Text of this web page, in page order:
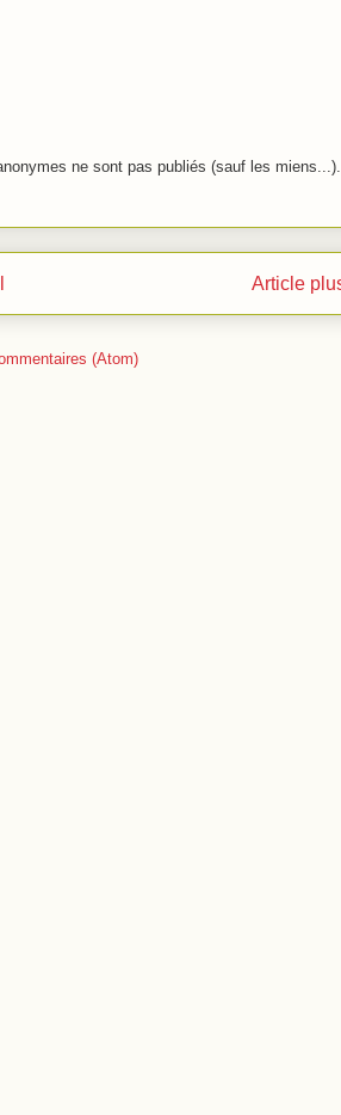
ne sont pas publiés (sauf les
Article
(Atom)